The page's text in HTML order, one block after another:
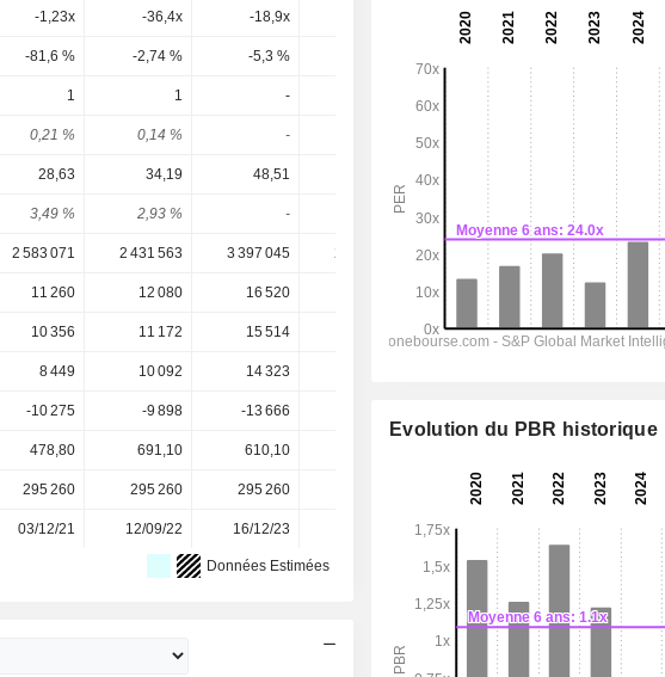
-1,23x -36,4x -18,9x 0,6x
-81,6 % -2,74 % -5,3 %
1 1 -
0,21 % 0,14 % -
28,63 34,19 48,51 3,21
3,49 % 2,93 % - -
2 583 071 2 431 563 3 397 045 2 807 431 4 231 584
11 260 12 080 16 520 2 275
10 356 11 172 15 514 1 821
8 449 10 092 14 323
-10 275 -9 898 -13 666
478,80 691,10 610,10
295 260 295 260 295 260 295 260
03/12/21 12/09/22 16/12/23 18/12/25
Données Estimées
Evolution du PBR historique